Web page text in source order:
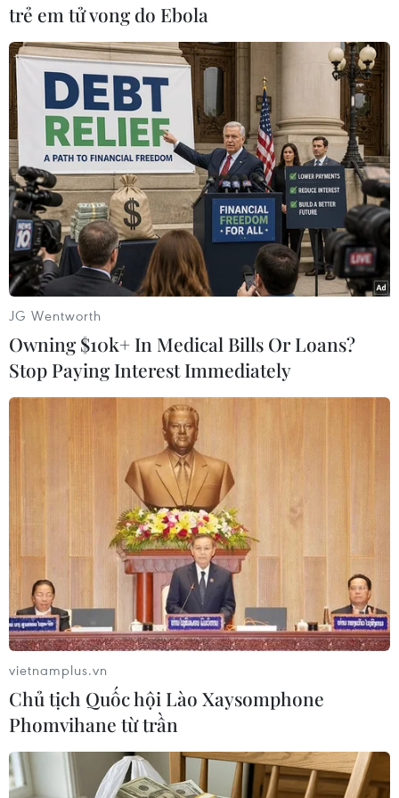
Phá hủy địa đạo,
Israel mở đợt truy kích
vào trung tâm đầu não
của Hamas
Đài phát thanh quân đội Israel dẫn các nguồn tin
từ Gaza ngày 2/6 cho biết Lực lượng Phòng vệ
Israel đang triển khai các hoạt động quân sự
quanh khu vực Bệnh viện châu Âu tại thành phố
Khan Yunis.
#Dải Gaza #Hamas #viện trợ
#Không quân Israel
#Hamas đàm phán
Israel
Palestine
Theo dõi VietnamPlus
trẻ em tử vong do Ebola
JG Wentworth
Owning $10k+ In Medical Bills Or Loans?
Stop Paying Interest Immediately
vietnamplus.vn
Chủ tịch Quốc hội Lào Xaysomphone
Phomvihane từ trần